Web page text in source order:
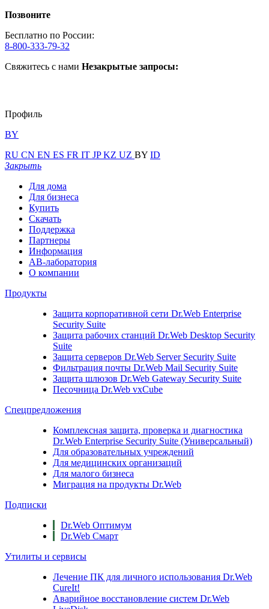
Позвоните
Бесплатно по России:
8-800-333-79-32
Свяжитесь с нами Незакрытые запросы:
Профиль
BY
RU CN EN ES FR IT JPKZ UZ BY ID
Закрыть
Для дома
Для бизнеса
Купить
Скачать
Поддержка
Партнеры
Информация
АВ-лаборатория
О компании
Продукты
Защита корпоративной сети Dr.Web Enterprise
Security Suite
Защита рабочих станций Dr.Web Desktop Security
Suite
Защита серверов Dr.Web Server Security Suite
Фильтрация почты Dr.Web Mail Security Suite
Защита шлюзов Dr.Web Gateway Security Suite
Песочница Dr.Web vxCube
Спецпредложения
Комплексная защита, проверка и диагностика
Dr.Web Enterprise Security Suite (Универсальный)
Для образовательных учреждений
Для медицинских организаций
Для малого бизнеса
Миграция на продукты Dr.Web
Подписки
Dr.Web Оптимум
Dr.Web Смарт
Утилиты и сервисы
Лечение ПК для личного использования Dr.Web
CureIt!
Аварийное восстановление систем Dr.Web